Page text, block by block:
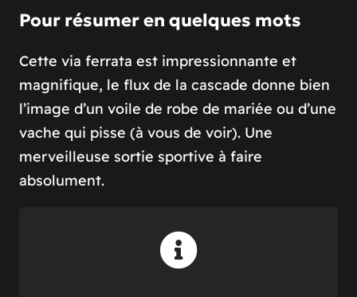
Pour résumer en quelques mots
Cette via ferrata est impressionnante et
magnifique, le flux de la cascade donne bien
l’image d’un voile de robe de mariée ou d’une
vache qui pisse (à vous de voir). Une
merveilleuse sortie sportive à faire
absolument.